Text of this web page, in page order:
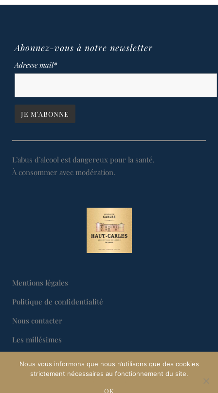
Abonnez-vous à notre newsletter
Adresse mail*
L’abus d’alcool est dangereux pour la santé.
À consommer avec modération.
Mentions légales
Politique de confidentialité
Nous contacter
Les millésimes
Nous vous informons que nous n’utilisons que des cookies
strictement nécessaires au fonctionnement du site.
OK